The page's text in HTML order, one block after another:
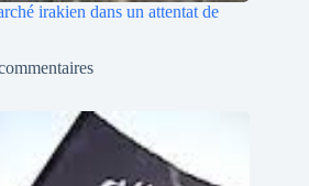
irakien dans un attentat de